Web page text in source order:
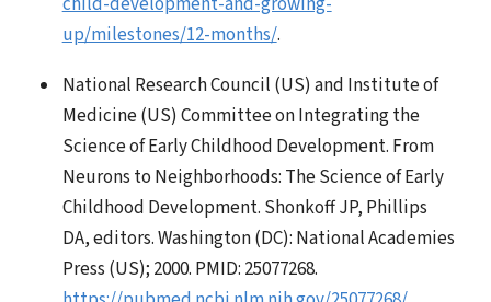
up/milestones/12-months/.
National Research Council (US) and Institute of
Medicine (US) Committee on Integrating the
Science of Early Childhood Development. From
Neurons to Neighborhoods: The Science of Early
Childhood Development. Shonkoff JP, Phillips
DA, editors. Washington (DC): National Academies
Press (US); 2000. PMID: 25077268.